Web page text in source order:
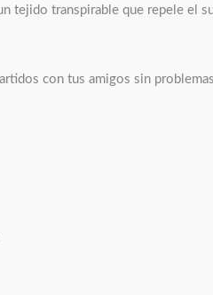
tejido transpirable que repele el
con tus amigos sin